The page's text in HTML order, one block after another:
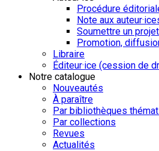
Procédure
Note aux
Soumettre un projet
Promotion,
Libraire
Éditeur·ice (cession de
Notre catalogue
Nouveautés
À paraître
Par bibliothèques
Par collections
Revues
Actualités